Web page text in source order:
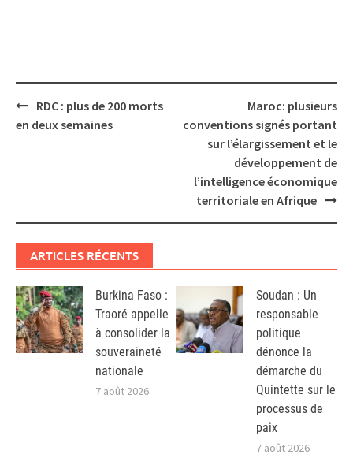
Post
navigation
RDC : plus de 200 morts
en deux semaines
Maroc: plusieurs
conventions signés portant
sur l’élargissement et le
développement de
l’intelligence économique
territoriale en Afrique
ARTICLES RÉCENTS
Burkina Faso :
Traoré appelle
à consolider la
souveraineté
nationale
7 août 2026
Soudan : Un
responsable
politique
dénonce la
démarche du
Quintette sur le
processus de
paix
7 août 2026